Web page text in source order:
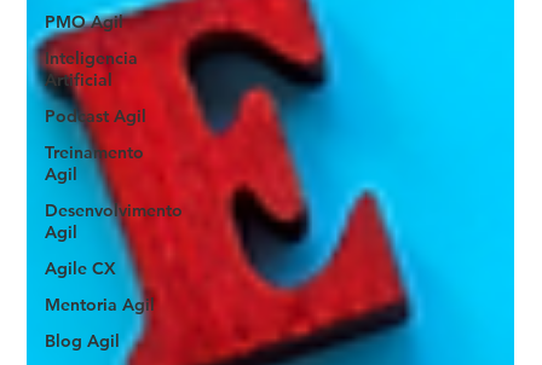
PMO Agil
Inteligencia
Artificial
Podcast Agil
Treinamento
Agil
Desenvolvimento
Agil
Agile CX
Mentoria Agil
Blog Agil